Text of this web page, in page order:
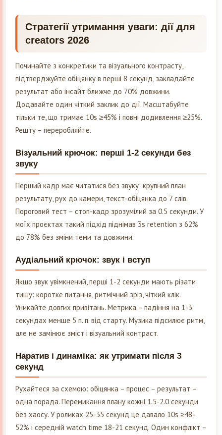
Стратегії утримання уваги: дії для
creators 2026
Починайте з конкретики та візуального контрасту,
підтверджуйте обіцянку в перші 8 секунд, закладайте
результат або інсайт ближче до 70% довжини.
Додавайте один чіткий заклик до дії. Масштабуйте
тільки те, що тримає 10s ≥45% і повні додивлення ≥25%.
Решту – переробляйте.
Візуальний крючок: перші 1-2 секунди без
звуку
Перший кадр має читатися без звуку: крупний план
результату, рух до камери, текст-обіцянка до 7 слів.
Пороговий тест – стоп-кадр зрозумілий за 0.5 секунди. У
моїх проєктах такий підхід піднімав 3s retention з 62%
до 78% без зміни теми та довжини.
Аудіальний крючок: звук і вступ
Якщо звук увімкнений, перші 1-2 секунди мають різати
тишу: коротке питання, ритмічний зріз, чіткий клік.
Уникайте довгих привітань. Метрика – падіння на 1-3
секундах менше 5 п. п. від старту. Музика підсилює ритм,
але не замінює зміст і візуальний контраст.
Наратив і динаміка: як утримати після 3
секунд
Рухайтеся за схемою: обіцянка – процес – результат –
одна порада. Перемикання плану кожні 1.5-2.0 секунди
без хаосу. У роликах 25-35 секунд це давало 10s ≥48-
52% і середній watch time 18-21 секунд. Один конфлікт –